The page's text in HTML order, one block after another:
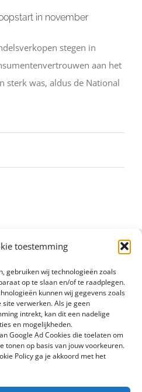
toestemming
gebruiken wij technologieën zoals
op te slaan en/of te raadplegen.
kunnen wij gegevens zoals
verwerken. Als je geen
intrekt, kan dit een nadelige
en mogelijkheden.
Google Ad Cookies die toelaten om
tonen op basis van jouw voorkeuren.
Policy ga je akkoord met het
in november
stegen in
aan het
sterk was, aldus de National